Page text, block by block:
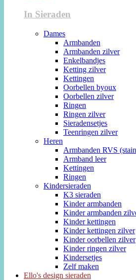
In Sieraden
Dames
Armbanden
Armbanden zilver
Enkelbandjes
Ketting zilver
Kettingen
Oorbellen byoux
Oorbellen zilver
Ringen
Ringen zilver
Sieradensetjes
Teenringen zilver
Heren
Armbanden RVS
Armband leer
Kettingen
Ringen
Kindersieraden
K3 sieraden
Kinder armbanden
Kinder armbanden
Kinder kettingen
Kinder kettingen zilver
Kinder oorbellen zilver
Kinder ringen zilver
Kindersetjes
Zelf maken
Ello's design sieraden